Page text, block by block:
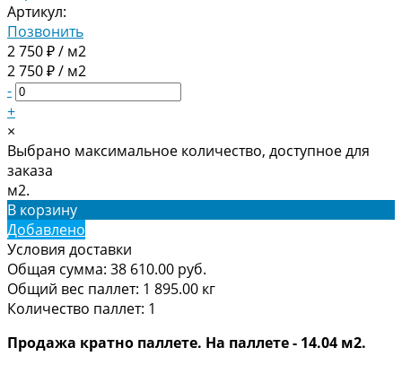
Артикул:
Позвонить
2 750 ₽ / м2
2 750 ₽ / м2
-
+
×
Выбрано максимальное количество, доступное для
заказа
м2.
В корзину
Добавлено
Условия доставки
Общая сумма: 38 610.00 руб.
Общий вес паллет: 1 895.00 кг
Количество паллет: 1
Продажа кратно паллете. На паллете - 14.04 м2.